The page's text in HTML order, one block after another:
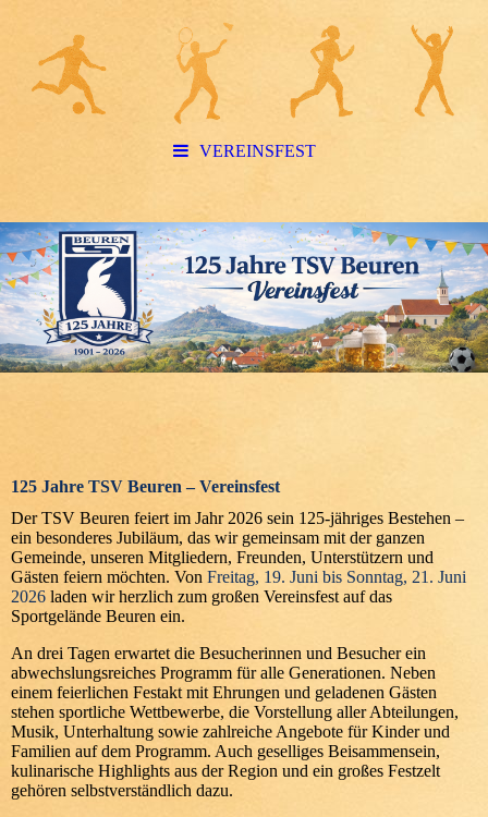
VEREINSFEST
125 Jahre TSV Beuren – Vereinsfest
Der TSV Beuren feiert im Jahr 2026 sein 125-jähriges Bestehen –
ein besonderes Jubiläum, das wir gemeinsam mit der ganzen
Gemeinde, unseren Mitgliedern, Freunden, Unterstützern und
Gästen feiern möchten. Von Freitag, 19. Juni bis Sonntag, 21. Juni
2026 laden wir herzlich zum großen Vereinsfest auf das
Sportgelände Beuren ein.
An drei Tagen erwartet die Besucherinnen und Besucher ein
abwechslungsreiches Programm für alle Generationen. Neben
einem feierlichen Festakt mit Ehrungen und geladenen Gästen
stehen sportliche Wettbewerbe, die Vorstellung aller Abteilungen,
Musik, Unterhaltung sowie zahlreiche Angebote für Kinder und
Familien auf dem Programm. Auch geselliges Beisammensein,
kulinarische Highlights aus der Region und ein großes Festzelt
gehören selbstverständlich dazu.